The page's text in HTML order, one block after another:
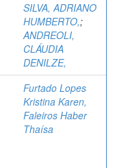
SILVA, ADRIANO
HUMBERTO,;
ANDREOLI,
CLÁUDIA
DENILZE,
Furtado Lopes
Kristina Karen,
Faleiros Haber
Thaísa